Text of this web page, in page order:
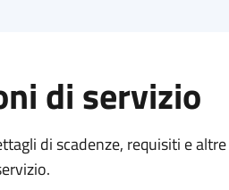
di servizio
di scadenze, requisiti e